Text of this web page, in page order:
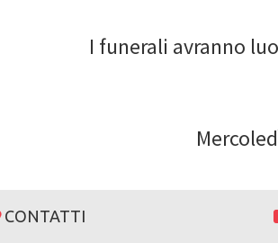
I funerali avranno
CONTATTI